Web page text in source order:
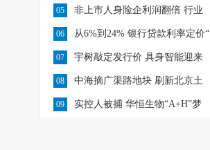
05 非上市人身险企利润翻倍 行业
06 从6%到24% 银行贷款利率定价“
07 宇树敲定发行价 具身智能迎来
08 中海摘广渠路地块 刷新北京土
09 实控人被捕 华恒生物“A+H”梦